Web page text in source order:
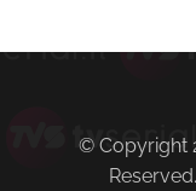
primaria
© Copyright